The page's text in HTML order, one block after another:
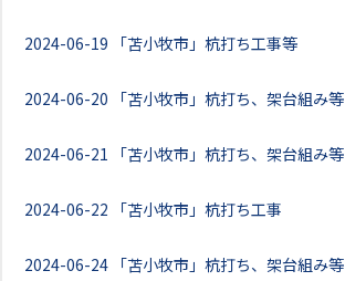
2024-06-19 「苫小牧市」杭打ち工事等
2024-06-20 「苫小牧市」杭打ち、架台組み等
2024-06-21 「苫小牧市」杭打ち、架台組み等
2024-06-22 「苫小牧市」杭打ち工事
2024-06-24 「苫小牧市」杭打ち、架台組み等